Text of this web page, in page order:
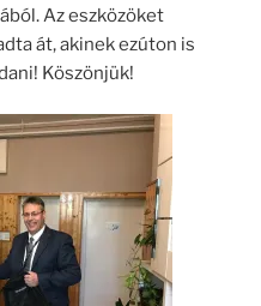
Az eszközöket
át, akinek ezúton is
Köszönjük!